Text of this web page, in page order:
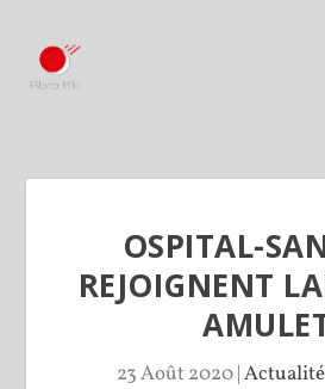
OSPITAL-
REJOIGNENT
23 Août 2020|